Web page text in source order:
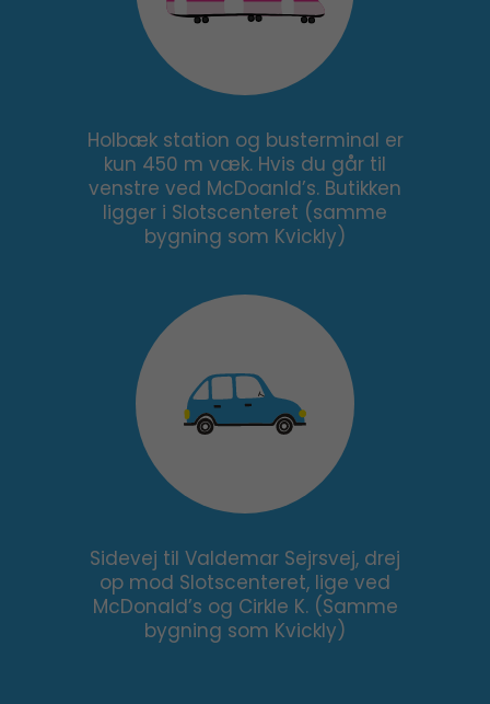
Holbæk station og busterminal er
kun 450 m væk. Hvis du går til
venstre ved McDoanld’s. Butikken
ligger i Slotscenteret (samme
bygning som Kvickly)
Sidevej til Valdemar Sejrsvej, drej
op mod Slotscenteret, lige ved
McDonald’s og Cirkle K. (Samme
bygning som Kvickly)